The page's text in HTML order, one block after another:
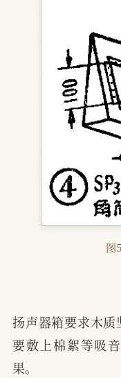
图5
扬声器箱要求木
要敷上棉絮等吸
果。